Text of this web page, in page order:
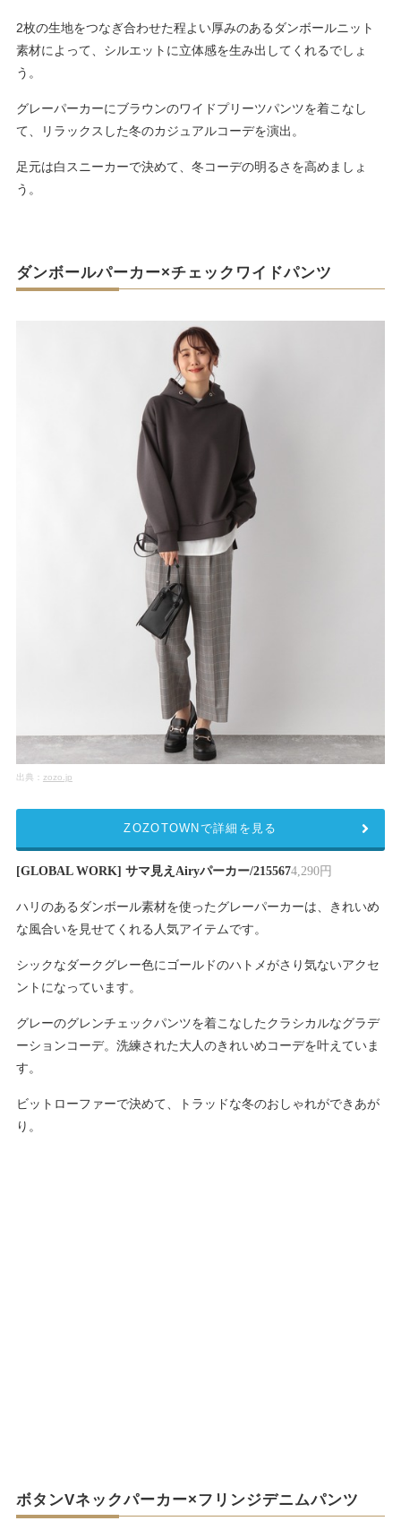
2枚の生地をつなぎ合わせた程よい厚みのあるダンボールニット
素材によって、シルエットに立体感を生み出してくれるでしょ
う。
グレーパーカーにブラウンのワイドプリーツパンツを着こなし
て、リラックスした冬のカジュアルコーデを演出。
足元は白スニーカーで決めて、冬コーデの明るさを高めましょ
う。
ダンボールパーカー×チェックワイドパンツ
出典： zozo.jp
[GLOBAL WORK] サマ見えAiryパーカー/2155674,290円
ハリのあるダンボール素材を使ったグレーパーカーは、きれいめ
な風合いを見せてくれる人気アイテムです。
シックなダークグレー色にゴールドのハトメがさり気ないアクセ
ントになっています。
グレーのグレンチェックパンツを着こなしたクラシカルなグラデ
ーションコーデ。洗練された大人のきれいめコーデを叶えていま
す。
ビットローファーで決めて、トラッドな冬のおしゃれができあが
り。
ZOZOTOWNで詳細を見る
ボタンVネックパーカー×フリンジデニムパンツ